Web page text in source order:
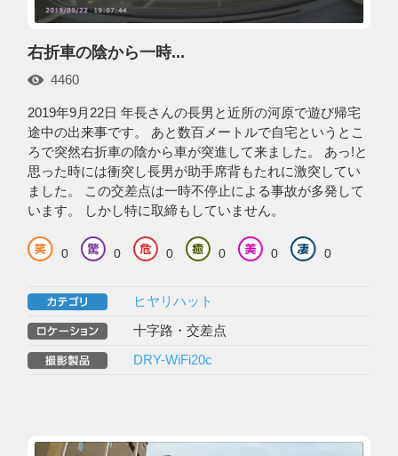
右折車の陰から一時...
4460
2019年9月22日 年長さんの長男と近所の河原で遊び帰宅
途中の出来事です。 あと数百メートルで自宅というとこ
ろで突然右折車の陰から車が突進して来ました。 あっ!と
思った時には衝突し長男が助手席背もたれに激突してい
ました。 この交差点は一時不停止による事故が多発して
います。 しかし特に取締もしていません。
0 0 0 0 0 0
ヒヤリハット
十字路・交差点
DRY-WiFi20c